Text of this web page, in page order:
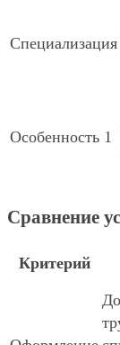
Специализация
Особенность 1
Сравнение
Критерий